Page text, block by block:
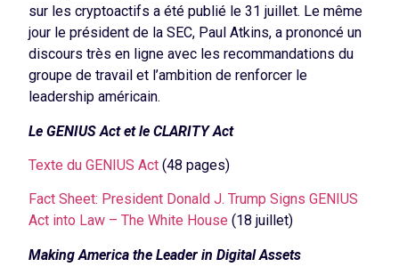
sur les cryptoactifs a été publié le 31 juillet. Le même
jour le président de la SEC, Paul Atkins, a prononcé un
discours très en ligne avec les recommandations du
groupe de travail et l’ambition de renforcer le
leadership américain.
Le GENIUS Act et le CLARITY Act
Texte du GENIUS Act (48 pages)
Fact Sheet: President Donald J. Trump Signs GENIUS
Act into Law – The White House (18 juillet)
Making America the Leader in Digital Assets